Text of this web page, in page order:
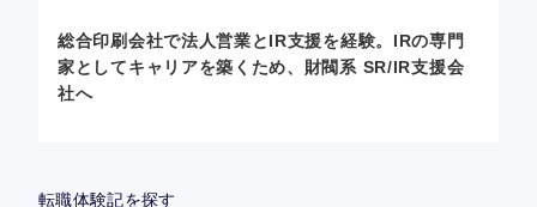
総合印刷会社で法人営業とIR支援を経験。IRの専門
家としてキャリアを築くため、財閥系 SR/IR支援会
社へ
転職体験記を探す